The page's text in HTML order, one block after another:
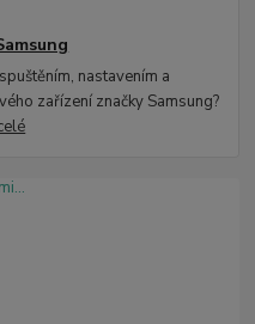
nastavením a
zařízení značky Samsung?